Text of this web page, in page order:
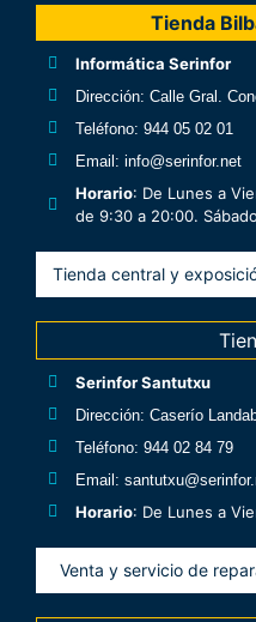
Tienda
Informática Serinfor
Dirección: Calle Gral.
Teléfono: 944 05 02 01
Email: info@serinfor.net
Horario: De Lunes a
de 9:30 a 20:00.
Tienda central y
Serinfor Santutxu
Dirección: Caserío
Teléfono: 944 02 84 79
Email:
Horario: De Lunes a
Venta y servicio de